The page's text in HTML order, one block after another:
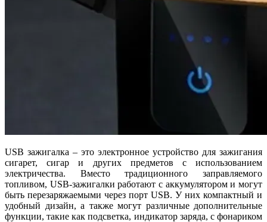
USB зажигалка – это электронное устройство для зажигания
сигарет, сигар и других предметов с использованием
электричества. Вместо традиционного заправляемого
топливом, USB-зажигалки работают с аккумулятором и могут
быть перезаряжаемыми через порт USB. У них компактный и
удобный дизайн, а также могут различные дополнительные
функции, такие как подсветка, индикатор заряда, с фонариком